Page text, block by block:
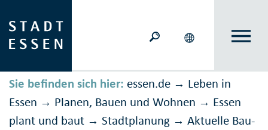
Sie befinden sich hier: essen.de → Leben in
Essen → Planen, Bauen und Wohnen → Essen
plant und baut → Stadtplanung → Aktuelle Bau­